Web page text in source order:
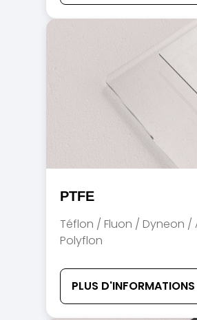
PTFE
Téflon / Fluon / Dyneon /
Polyflon
PLUS D'INFORMATIONS